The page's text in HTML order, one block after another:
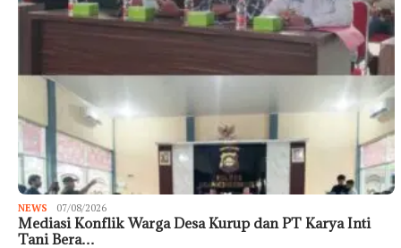
NEWS 07/08/2026
Mediasi Konflik Warga Desa Kurup dan PT Karya Inti
Tani Bera…